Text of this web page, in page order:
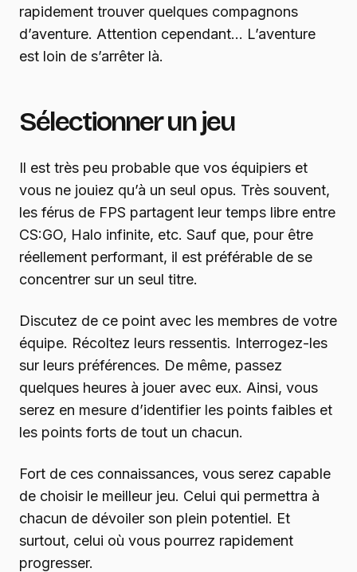
rapidement trouver quelques compagnons
d’aventure. Attention cependant… L’aventure
est loin de s’arrêter là.
Sélectionner un jeu
Il est très peu probable que vos équipiers et
vous ne jouiez qu’à un seul opus. Très souvent,
les férus de FPS partagent leur temps libre entre
CS:GO, Halo infinite, etc. Sauf que, pour être
réellement performant, il est préférable de se
concentrer sur un seul titre.
Discutez de ce point avec les membres de votre
équipe. Récoltez leurs ressentis. Interrogez-les
sur leurs préférences. De même, passez
quelques heures à jouer avec eux. Ainsi, vous
serez en mesure d’identifier les points faibles et
les points forts de tout un chacun.
Fort de ces connaissances, vous serez capable
de choisir le meilleur jeu. Celui qui permettra à
chacun de dévoiler son plein potentiel. Et
surtout, celui où vous pourrez rapidement
progresser.